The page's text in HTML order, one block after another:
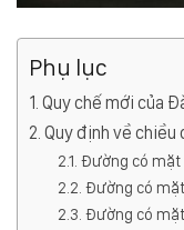
Phụ lục
Quy chế mới của
Quy định về
Đường có mặt
Đường có
Đường có